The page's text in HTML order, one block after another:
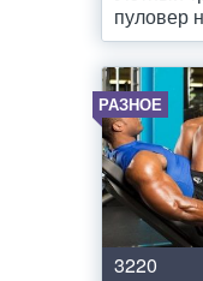
пуловер
РАЗНОЕ
3220